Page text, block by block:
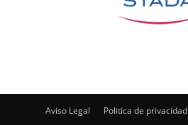
Aviso Legal Politica de privacidad